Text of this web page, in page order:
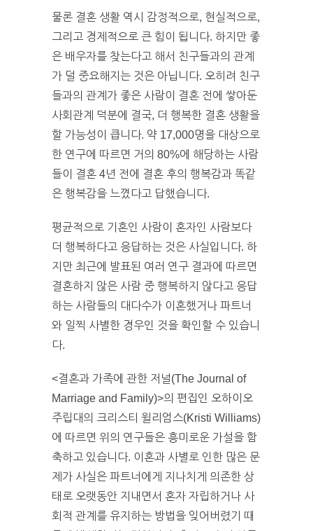
물론 결혼 생활 역시 감정적으로, 현실적으로,
그리고 경제적으로 큰 힘이 됩니다. 하지만 좋
은 배우자를 찾는다고 해서 친구들과의 관계
가 덜 중요해지는 것은 아닙니다. 오히려 친구
들과의 관계가 좋은 사람이 결혼 전에 쌓아둔
사회관계 덕분에 결국, 더 행복한 결혼 생활을
할 가능성이 큽니다. 약 17,000명을 대상으로
한 연구에 따르면 거의 80%에 해당하는 사람
들이 결혼 4년 전에 결혼 후의 행복감과 똑같
은 행복감을 느꼈다고 답했습니다.
평균적으로 기혼인 사람이 혼자인 사람보다
더 행복하다고 응답하는 것은 사실입니다. 하
지만 최근에 발표된 여러 연구 결과에 따르면
결혼하지 않은 사람 중 행복하지 않다고 응답
하는 사람들의 대다수가 이혼했거나 파트너
와 일찍 사별한 경우인 것을 확인할 수 있습니
다.
<결혼과 가족에 관한 저널(The Journal of
Marriage and Family)>의 편집인 오하이오
주립대의 크리스티 윌리엄스(Kristi Williams)
에 따르면 위의 연구들은 흥미로운 가설을 함
축하고 있습니다. 이혼과 사별로 인한 많은 문
제가 사실은 파트너에게 지나치게 의존한 상
태로 오랫동안 지내면서 혼자 자립하거나 사
회적 관계를 유지하는 방법을 잊어버렸기 때